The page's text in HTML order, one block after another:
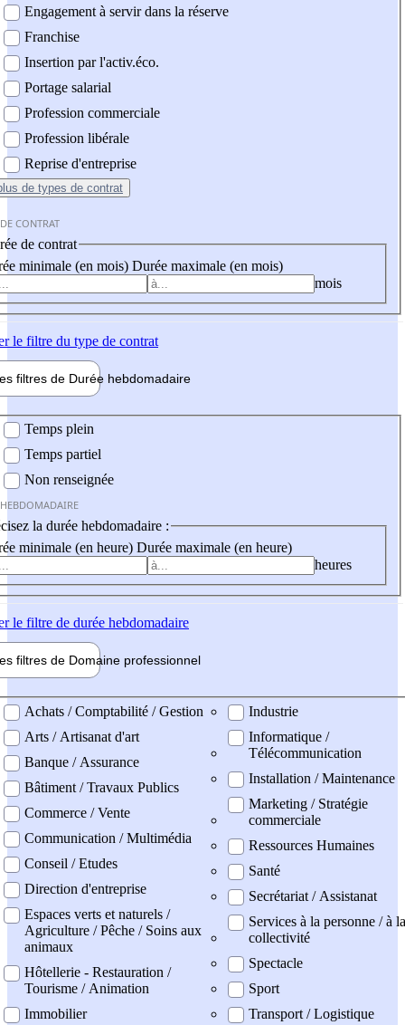
Engagement à servir dans la réserve
Franchise
Insertion par l'activ.éco.
Portage salarial
Profession commerciale
Profession libérale
Reprise d'entreprise
de types de contrat
CONTRAT
de contrat
minimale (en mois) Durée maximale (en mois)
mois
le filtre du type de contrat
filtres de Durée hebdomadaire
Temps plein
Temps partiel
Non renseignée
la durée hebdomadaire :
minimale (en heure) Durée maximale (en heure)
heures
le filtre de durée hebdomadaire
filtres de Domaine professionnel
professionel
Achats / Comptabilité / Gestion
Arts / Artisanat d'art
Banque / Assurance
Bâtiment / Travaux Publics
Commerce / Vente
Communication / Multimédia
Conseil / Etudes
Direction d'entreprise
Espaces verts et naturels /
Agriculture / Pêche / Soins aux
animaux
Hôtellerie - Restauration /
Tourisme / Animation
Immobilier
Industrie
Informatique /
Télécommunication
Installation / Maintenance
Marketing / Stratégie
commerciale
Ressources Humaines
Santé
Secrétariat / Assistanat
Services à la personne / à la
collectivité
Spectacle
Sport
Transport / Logistique